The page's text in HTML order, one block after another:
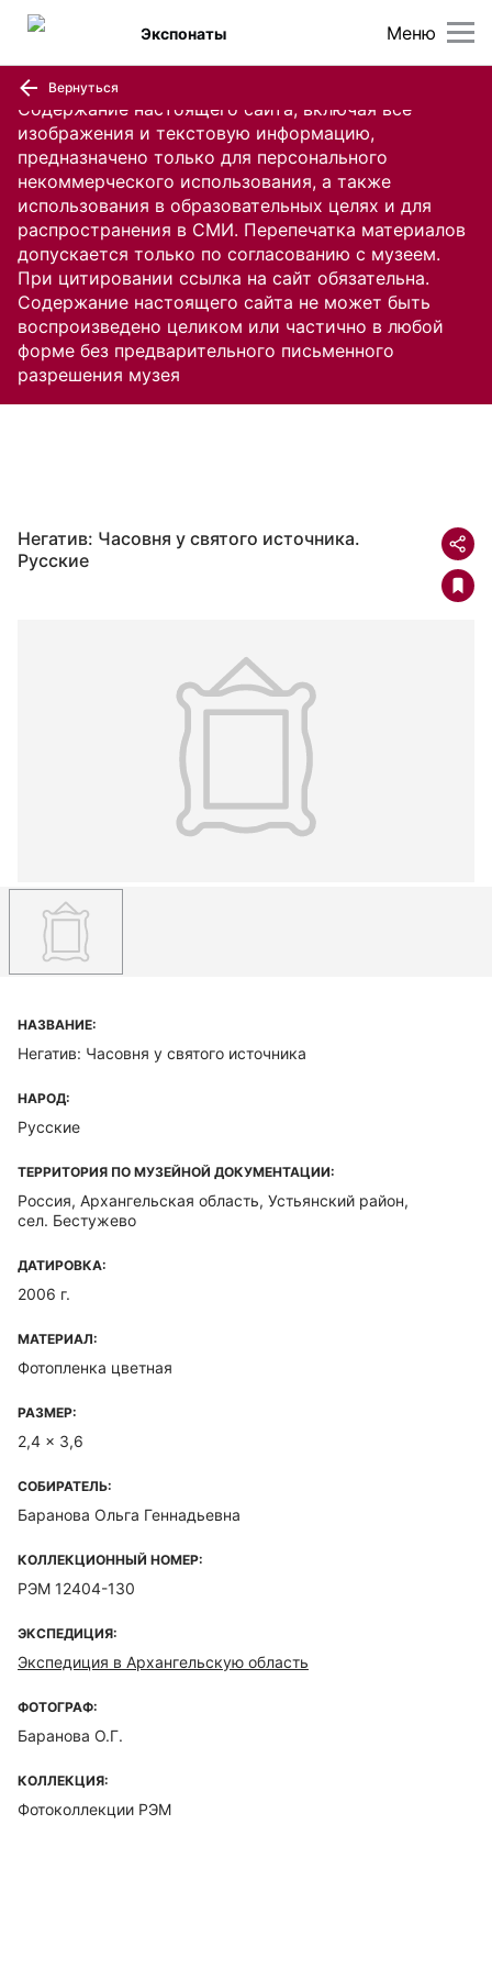
Содержание настоящего сайта, включая все
изображения и текстовую информацию,
предназначено только для персонального
некоммерческого использования, а также
использования в образовательных целях и для
распространения в СМИ. Перепечатка материалов
допускается только по согласованию с музеем.
При цитировании ссылка на сайт обязательна.
Содержание настоящего сайта не может быть
воспроизведено целиком или частично в любой
форме без предварительного письменного
разрешения музея
Меню
Экспонаты
Вернуться
Негатив: Часовня у святого источника.
Русские
НАЗВАНИЕ:
Негатив: Часовня у святого источника
НАРОД:
Русские
ТЕРРИТОРИЯ ПО МУЗЕЙНОЙ ДОКУМЕНТАЦИИ:
Россия, Архангельская область, Устьянский район,
сел. Бестужево
ДАТИРОВКА:
2006 г.
МАТЕРИАЛ:
Фотопленка цветная
РАЗМЕР:
2,4 x 3,6
СОБИРАТЕЛЬ:
Баранова Ольга Геннадьевна
КОЛЛЕКЦИОННЫЙ НОМЕР:
РЭМ 12404-130
ЭКСПЕДИЦИЯ:
Экспедиция в Архангельскую область
ФОТОГРАФ:
Баранова О.Г.
КОЛЛЕКЦИЯ:
Фотоколлекции РЭМ